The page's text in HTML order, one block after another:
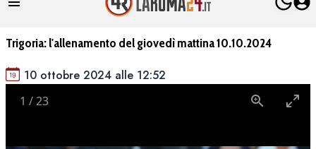
Trigoria: l'allenamento del giovedì mattina 10.10.2024
10 ottobre 2024 alle 12:52
1 /23